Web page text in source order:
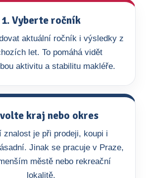
1. Vyberte ročník
aktuální ročník i výsledky z
let. To pomáhá vidět
aktivitu a stabilitu makléře.
kraj nebo okres
znalost je při prodeji, koupi i
Jinak se pracuje v Praze,
městě nebo rekreační
lokalitě.